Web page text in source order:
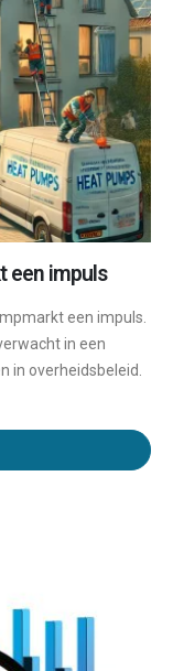
een impuls
een impuls.
in een
in overheidsbeleid.